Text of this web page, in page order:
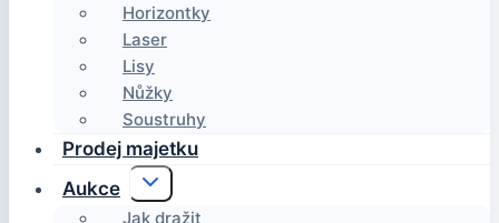
Horizontky
Laser
Lisy
Nůžky
Soustruhy
Prodej majetku
Aukce
Toggle
child
menu
Jak dražit